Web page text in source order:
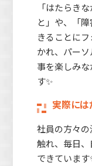
「はたらき
と」や、「
きることに
かれ、パー
事を楽しみ
す✨
実際には
社員の方々
触れ、毎日
できていま